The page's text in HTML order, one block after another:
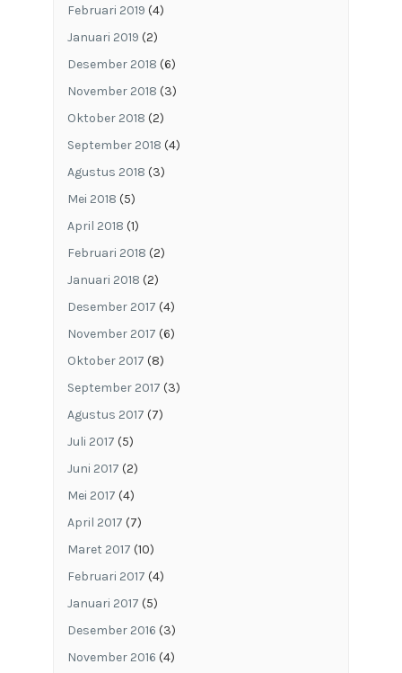
Februari 2019 (4)
Januari 2019 (2)
Desember 2018 (6)
November 2018 (3)
Oktober 2018 (2)
September 2018 (4)
Agustus 2018 (3)
Mei 2018 (5)
April 2018 (1)
Februari 2018 (2)
Januari 2018 (2)
Desember 2017 (4)
November 2017 (6)
Oktober 2017 (8)
September 2017 (3)
Agustus 2017 (7)
Juli 2017 (5)
Juni 2017 (2)
Mei 2017 (4)
April 2017 (7)
Maret 2017 (10)
Februari 2017 (4)
Januari 2017 (5)
Desember 2016 (3)
November 2016 (4)